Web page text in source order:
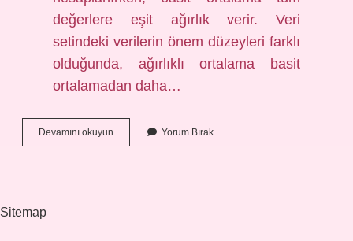
değerlere eşit ağırlık verir. Veri
setindeki verilerin önem düzeyleri farklı
olduğunda, ağırlıklı ortalama basit
ortalamadan daha…
Devamını okuyun
Puan
Yorum Bırak
Sitemap